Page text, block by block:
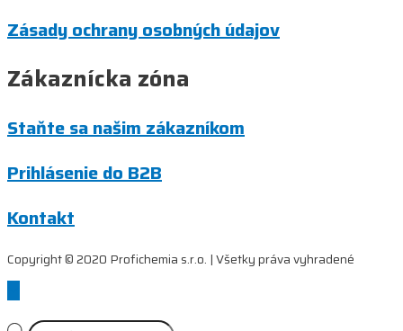
Zásady ochrany osobných údajov
Zákaznícka zóna
Staňte sa našim zákazníkom
Prihlásenie do B2B
Kontakt
Copyright © 2020 Profichemia s.r.o. | Všetky práva vyhradené